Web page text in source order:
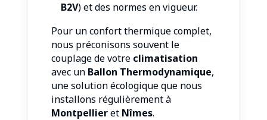
B2V) et des normes en vigueur.
Pour un confort thermique complet,
nous préconisons souvent le
couplage de votre climatisation
avec un Ballon Thermodynamique,
une solution écologique que nous
installons régulièrement à
Montpellieret Nîmes.